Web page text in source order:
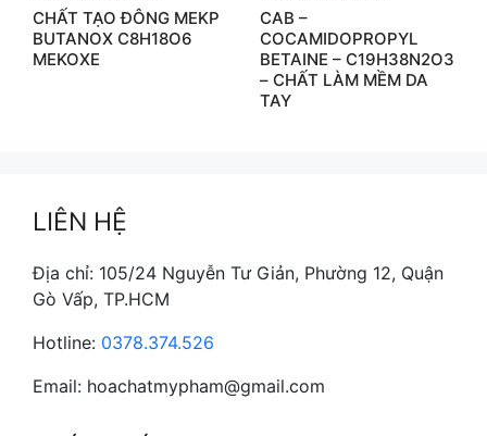
CHẤT TẠO ĐÔNG MEKP
BUTANOX C8H18O6
MEKOXE
CAB –
COCAMIDOPROPYL
BETAINE – C19H38N2O3
– CHẤT LÀM MỀM DA
TAY
LIÊN HỆ
Địa chỉ: 105/24 Nguyễn Tư Giản, Phường 12, Quận
Gò Vấp, TP.HCM
Hotline: 0378.374.526
Email: hoachatmypham@gmail.com